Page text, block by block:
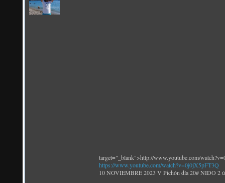
target="_blank">http://www.youtube.com/
https://www.youtube.com/watch?v=0j0jX5pFT3Q
10 NOVIEMBRE 2023 V Pichón día 20# NIDO 2